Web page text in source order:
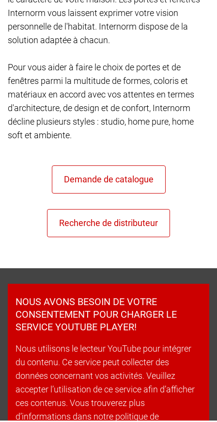
Internorm vous laissent exprimer votre vision
personnelle de l'habitat. Internorm dispose de la
solution adaptée à chacun.
Pour vous aider à faire le choix de portes et de
fenêtres parmi la multitude de formes, coloris et
matériaux en accord avec vos attentes en termes
d'architecture, de design et de confort, Internorm
décline plusieurs styles : studio, home pure, home
soft et ambiente.
NOUS AVONS BESOIN DE VOTRE
CONSENTEMENT POUR CHARGER LE
SERVICE YOUTUBE PLAYER!
Nous utilisons le lecteur YouTube pour intégrer
du contenu. Ce service peut collecter des
données concernant vos activités. Veuillez
accepter l’utilisation de ce service afin d’afficher
ces contenus. Vous trouverez plus
d’informations dans notre politique de